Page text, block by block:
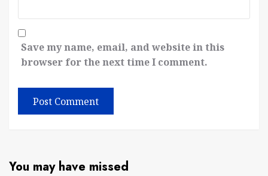
Save my name, email, and website in this
browser for the next time I comment.
You may have missed